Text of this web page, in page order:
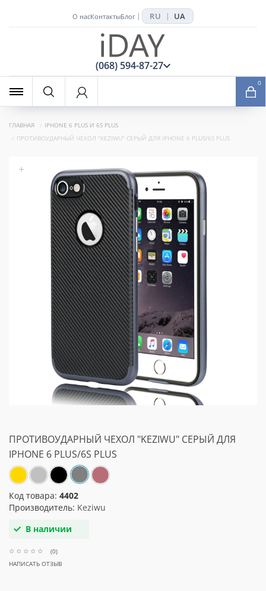
О насКонтактыБлог | RU | UA
(068) 594-87-27
0
ГЛАВНАЯ
IPHONE 6 PLUS И 6S PLUS
ПРОТИВОУДАРНЫЙ ЧЕХОЛ "KEZIWU" СЕРЫЙ ДЛЯ IPHONE 6 PLUS/6S PLUS
+
ПРОТИВОУДАРНЫЙ ЧЕХОЛ "KEZIWU" СЕРЫЙ ДЛЯ
IPHONE 6 PLUS/6S PLUS
Код товара: 4402
Производитель: Keziwu
В наличии
(0)
НАПИСАТЬ ОТЗЫВ